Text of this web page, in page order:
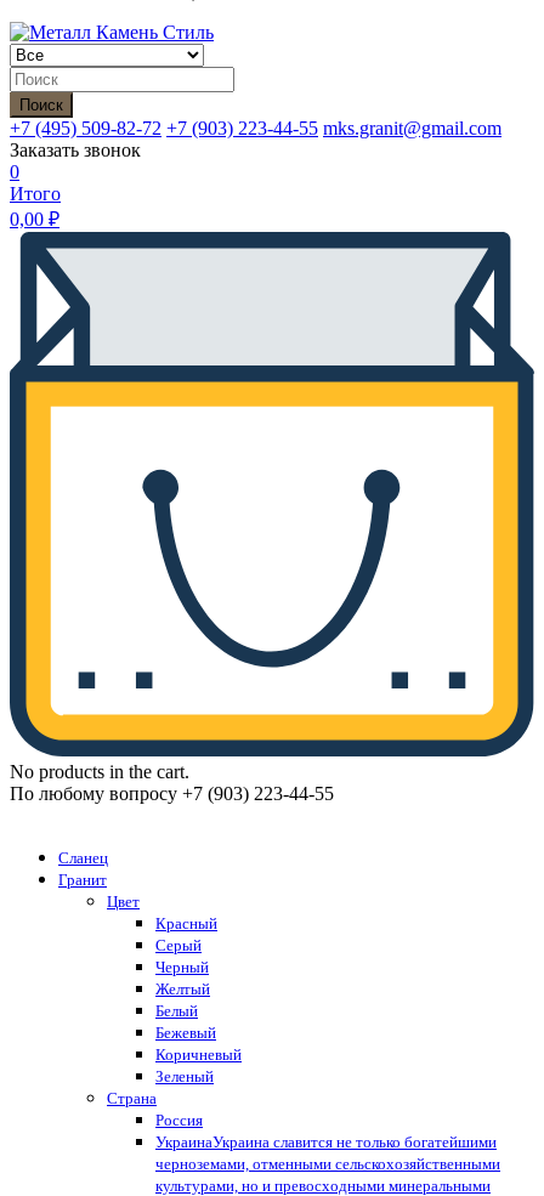
Поиск
+7 (495) 509-82-72 +7 (903) 223-44-55 mks.granit@gmail.com
Заказать звонок
0
Итого
0,00 ₽
No products in the cart.
По любому вопросу +7 (903) 223-44-55
Сланец
Гранит
Цвет
Красный
Серый
Черный
Желтый
Белый
Бежевый
Коричневый
Зеленый
Страна
Россия
УкраинаУкраина славится не только богатейшими
черноземами, отменными сельскохозяйственными
культурами, но и превосходными минеральными